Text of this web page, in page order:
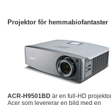
Projektor för hemmabiofantaster
ACR-H9501BD är en full-HD
Acer som levererar en bild med en